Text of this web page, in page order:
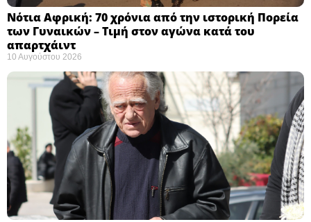
Νότια Αφρική: 70 χρόνια από την ιστορική Πορεία
των Γυναικών – Τιμή στον αγώνα κατά του
απαρτχάιντ ​
10 Αυγούστου 2026